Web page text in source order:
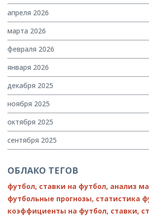
апреля 2026
марта 2026
февраля 2026
января 2026
декабря 2025
ноября 2025
октября 2025
сентября 2025
ОБЛАКО ТЕГОВ
футбол, ставки на футбол, анализ
футбольные прогнозы, статистика
коэффициенты на футбол, ставки,